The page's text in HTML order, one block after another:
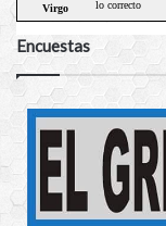
Encuestas